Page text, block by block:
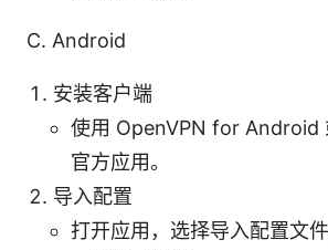
C. Android
安装客户端
使用 OpenVPN for Android
官方应用。
导入配置
打开应用，选择导入配置文